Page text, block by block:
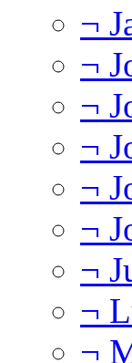
¬
¬
¬
¬
¬
¬
¬
¬
¬